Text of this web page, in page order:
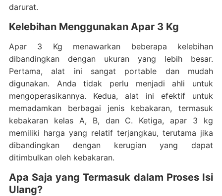
darurat.
Kelebihan Menggunakan Apar 3 Kg
Apar 3 Kg menawarkan beberapa kelebihan
dibandingkan dengan ukuran yang lebih besar.
Pertama, alat ini sangat portable dan mudah
digunakan. Anda tidak perlu menjadi ahli untuk
mengoperasikannya. Kedua, alat ini efektif untuk
memadamkan berbagai jenis kebakaran, termasuk
kebakaran kelas A, B, dan C. Ketiga, apar 3 kg
memiliki harga yang relatif terjangkau, terutama jika
dibandingkan dengan kerugian yang dapat
ditimbulkan oleh kebakaran.
Apa Saja yang Termasuk dalam Proses Isi
Ulang?